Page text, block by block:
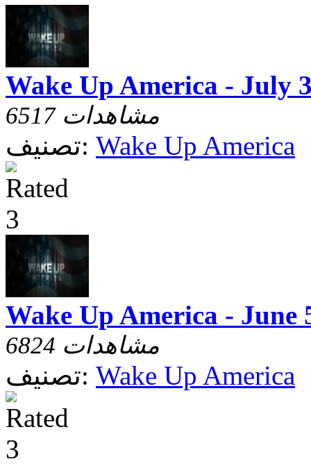
Wake Up America - July
6517 مشاهدات
تصنيف: Wake Up America
Wake Up America - June
6824 مشاهدات
تصنيف: Wake Up America